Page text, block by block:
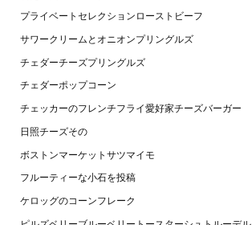
プライベートセレクションローストビーフ
サワークリームとオニオンプリングルズ
チェダーチーズプリングルズ
チェダーポップコーン
チェッカーのフレンチフライ愛好家チーズバーガー
日照チーズその
ボストンマーケットサツマイモ
フルーティーな小石を投稿
ケロッグのコーンフレーク